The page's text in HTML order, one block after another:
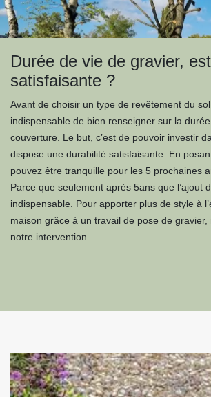
Durée de vie de gravier,
satisfaisante ?
Avant de choisir un type de revêtement du
indispensable de bien renseigner sur la
couverture. Le but, c’est de pouvoir investir
dispose une durabilité satisfaisante. En
pouvez être tranquille pour les 5 prochaines
Parce que seulement après 5ans que l’ajout
indispensable. Pour apporter plus de style à
maison grâce à un travail de pose de
notre intervention.